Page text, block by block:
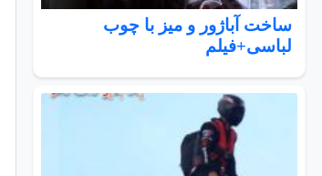
ساخت آباژور و میز با چوب
لباسی+فیلم